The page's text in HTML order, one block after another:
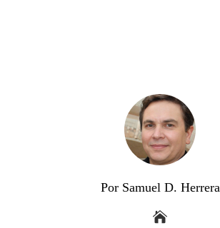
Por Samuel D. Herrera